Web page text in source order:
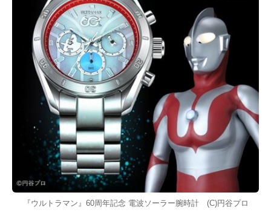
『ウルトラマン』60周年記念 電波ソーラー腕時計 (C)円谷プロ